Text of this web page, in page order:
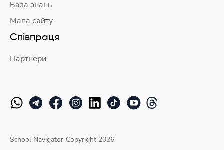
База знань
Мапа сайту
Співпраця
Партнери
School Navigator Copyright 2026